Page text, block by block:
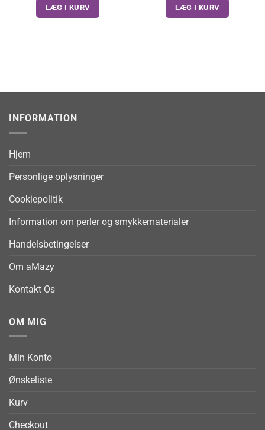
LÆG I KURV LÆG I KURV
INFORMATION
Hjem
Personlige oplysninger
Cookiepolitik
Information om perler og smykkematerialer
Handelsbetingelser
Om aMazy
Kontakt Os
OM MIG
Min Konto
Ønskeliste
Kurv
Checkout